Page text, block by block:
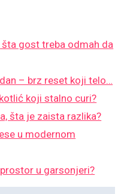
gost treba odmah da
– brz reset koji telo…
koji stalno curi?
šta je zaista razlika?
u modernom
u garsonjeri?